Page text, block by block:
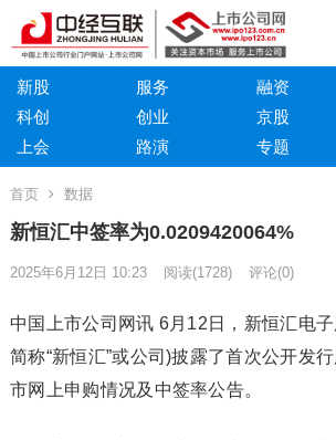
新股 服务 融资
科创
创业 京股
上会
路演 专题
首页 数据
新恒汇中签率为0.0209420064%
2025年6月12日 10:23 阅读(1728) 评论(0)
中国上市公司网讯 6月12日，新恒汇电
简称“新恒汇”或公司)披露了首次公开发
市网上申购情况及中签率公告。